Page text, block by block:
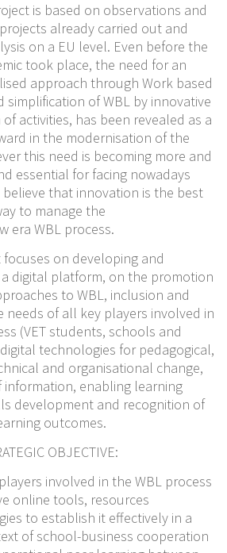
is based on observations and
already carried out and
on a EU level. Even before the
took place, the need for an
approach through Work based
simplification of WBL by innovative
activities, has been revealed as a
in the modernisation of the
this need is becoming more and
essential for facing nowadays
believe that innovation is the best
to manage the
era WBL process.
on developing and
digital platform, on the promotion
to WBL, inclusion and
needs of all key players involved in
(VET students, schools and
technologies for pedagogical,
and organisational change,
information, enabling learning
development and recognition of
outcomes.
OBJECTIVE:
involved in the WBL process
online tools, resources
to establish it effectively in a
of school-business cooperation